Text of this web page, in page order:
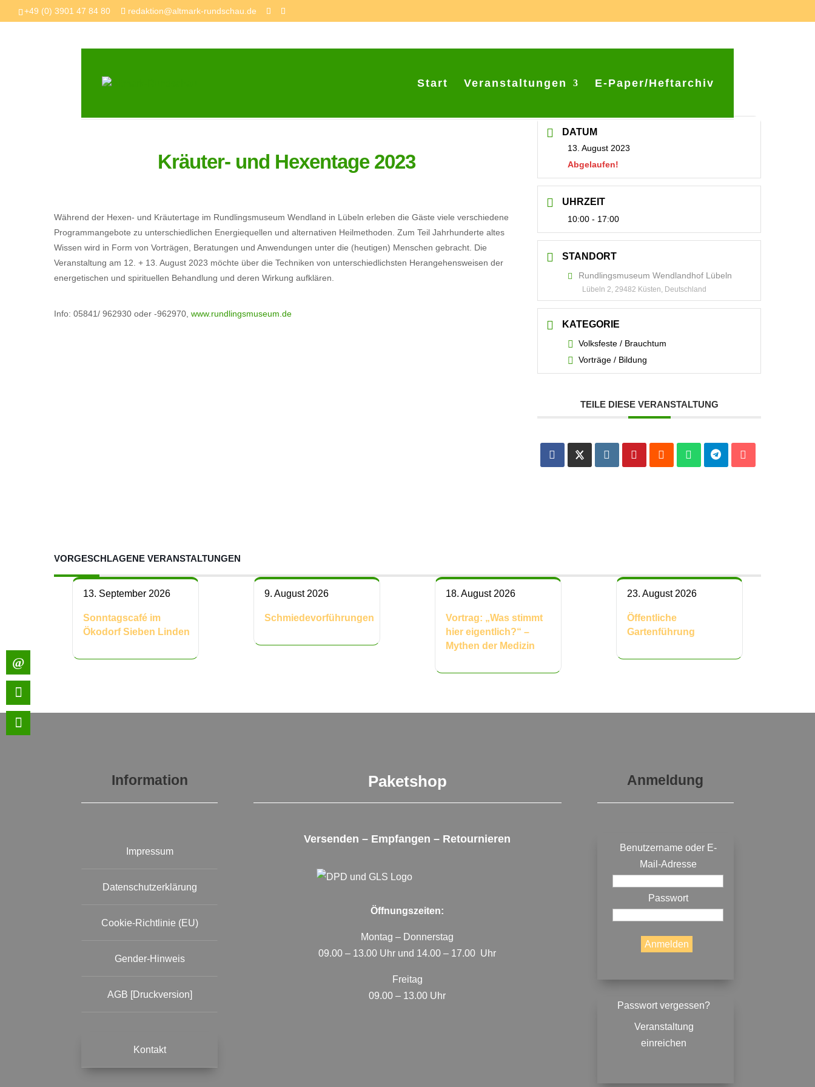
+49 (0) 3901 47 84 80 redaktion@altmark-rundschau.de
Start Veranstaltungen E-Paper/Heftarchiv
Kräuter- und Hexentage 2023
Während der Hexen- und Kräutertage im Rundlingsmuseum Wendland in Lübeln erleben die Gäste viele verschiedene
Programmangebote zu unterschiedlichen Energiequellen und alternativen Heilmethoden. Zum Teil Jahrhunderte altes
Wissen wird in Form von Vorträgen, Beratungen und Anwendungen unter die (heutigen) Menschen gebracht. Die
Veranstaltung am 12. + 13. August 2023 möchte über die Techniken von unterschiedlichsten Herangehensweisen der
energetischen und spirituellen Behandlung und deren Wirkung aufklären.
Info: 05841/ 962930 oder -962970, www.rundlingsmuseum.de
DATUM
13. August 2023
Abgelaufen!
UHRZEIT
10:00 - 17:00
STANDORT
Rundlingsmuseum Wendlandhof Lübeln
Lübeln 2, 29482 Küsten, Deutschland
KATEGORIE
Volksfeste / Brauchtum
Vorträge / Bildung
TEILE DIESE VERANSTALTUNG
VORGESCHLAGENE VERANSTALTUNGEN
13. September 2026
Sonntagscafé im
Ökodorf Sieben Linden
9. August 2026
Schmiedevorführungen
18. August 2026
Vortrag: „Was stimmt
hier eigentlich?“ –
Mythen der Medizin
23. August 2026
Öffentliche
Gartenführung
Information
Impressum
Datenschutzerklärung
Cookie-Richtlinie (EU)
Gender-Hinweis
AGB [Druckversion]
Kontakt
Paketshop
Versenden – Empfangen – Retournieren
Öffnungszeiten:
Montag – Donnerstag
09.00 – 13.00 Uhr und 14.00 – 17.00 Uhr
Freitag
09.00 – 13.00 Uhr
Anmeldung
Benutzername oder E-
Mail-Adresse
Passwort
Passwort vergessen?
Veranstaltung
einreichen